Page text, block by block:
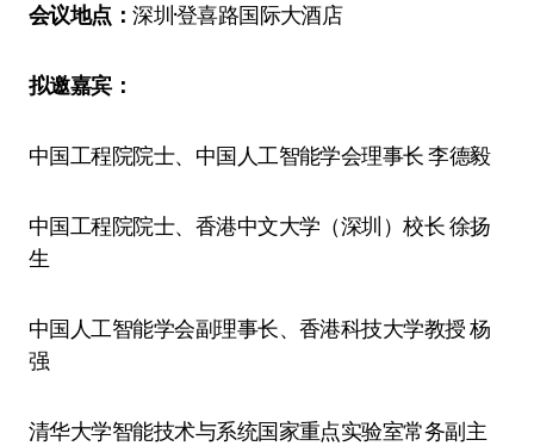
会议地点：深圳·登喜路国际大酒店
拟邀嘉宾：
中国工程院院士、中国人工智能学会理事长 李德毅
中国工程院院士、香港中文大学（深圳）校长 徐扬
生
中国人工智能学会副理事长、香港科技大学教授 杨
强
清华大学智能技术与系统国家重点实验室常务副主